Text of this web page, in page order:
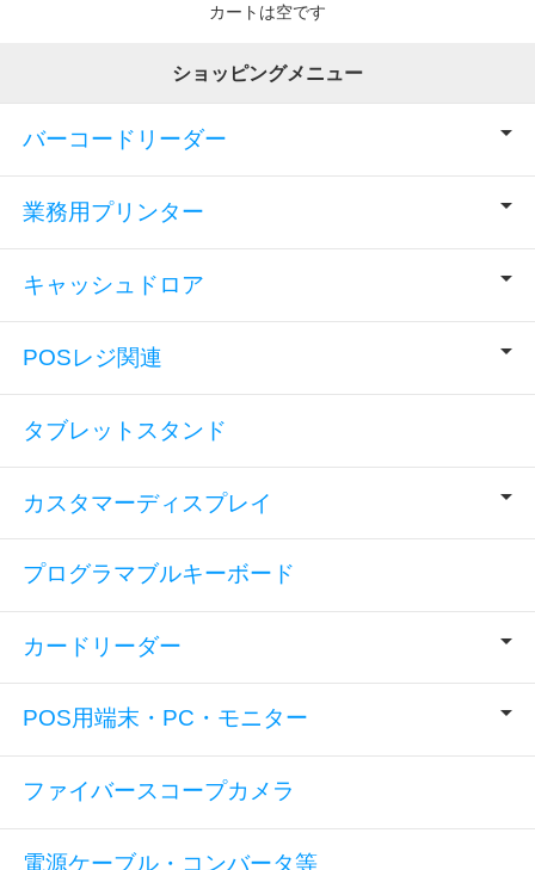
カートは空です
ショッピングメニュー
バーコードリーダー
業務用プリンター
キャッシュドロア
POSレジ関連
タブレットスタンド
カスタマーディスプレイ
プログラマブルキーボード
カードリーダー
POS用端末・PC・モニター
ファイバースコープカメラ
電源ケーブル・コンバータ等